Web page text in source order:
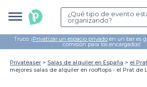
¿Qué tipo de evento
organizando?
Truco: ¡Privatizar un espacio privado en un bar es
comisión para los encargados!
Privateaser Salas de alquiler en España el
mejores salas de alquiler en rooftops - el Prat de